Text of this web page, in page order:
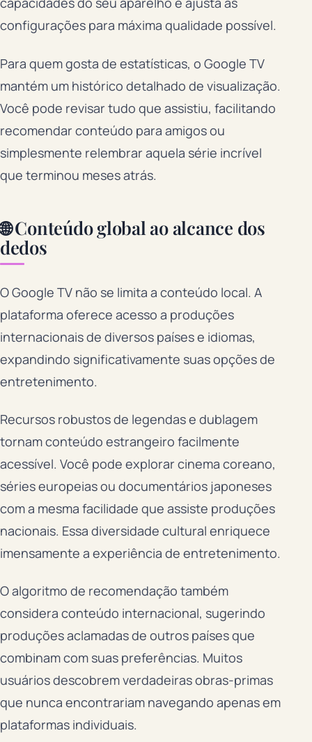
configurações para máxima qualidade possível.
Para quem gosta de estatísticas, o Google TV
mantém um histórico detalhado de visualização.
Você pode revisar tudo que assistiu, facilitando
recomendar conteúdo para amigos ou
simplesmente relembrar aquela série incrível
que terminou meses atrás.
🌐 Conteúdo global ao alcance dos
dedos
O Google TV não se limita a conteúdo local. A
plataforma oferece acesso a produções
internacionais de diversos países e idiomas,
expandindo significativamente suas opções de
entretenimento.
Recursos robustos de legendas e dublagem
tornam conteúdo estrangeiro facilmente
acessível. Você pode explorar cinema coreano,
séries europeias ou documentários japoneses
com a mesma facilidade que assiste produções
nacionais. Essa diversidade cultural enriquece
imensamente a experiência de entretenimento.
O algoritmo de recomendação também
considera conteúdo internacional, sugerindo
produções aclamadas de outros países que
combinam com suas preferências. Muitos
usuários descobrem verdadeiras obras-primas
que nunca encontrariam navegando apenas em
plataformas individuais.